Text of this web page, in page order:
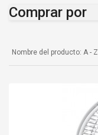
Comprar por
Nombre del producto: A - Z